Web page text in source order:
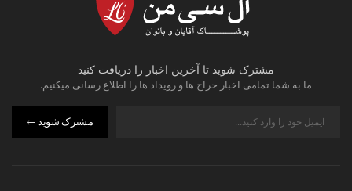
مشترک شوید تا آخرین اخبار را دریافت کنید
ما به شما تمامی اخبار حراج ها و رویداد ها را اطلاع رسانی میکنیم.
مشترک شوید